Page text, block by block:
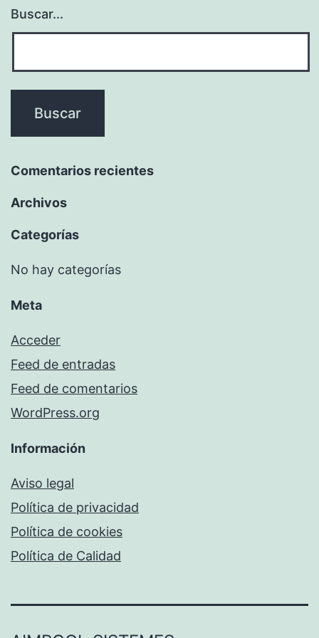
Buscar...
Comentarios recientes
Archivos
Categorías
No hay categorías
Meta
Acceder
Feed de entradas
Feed de comentarios
WordPress.org
Información
Aviso legal
Política de privacidad
Política de cookies
Política de Calidad